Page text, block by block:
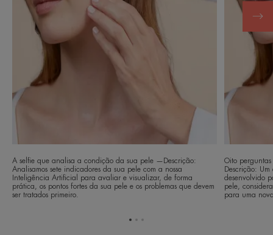
A selfie que analisa a condição da sua pele —Descrição:
Analisamos sete indicadores da sua pele com a nossa
Inteligência Artificial para avaliar e visualizar, de forma
prática, os pontos fortes da sua pele e os problemas que devem
ser tratados primeiro.
Oito
Descrição:
desenvolvido
pele,
para uma